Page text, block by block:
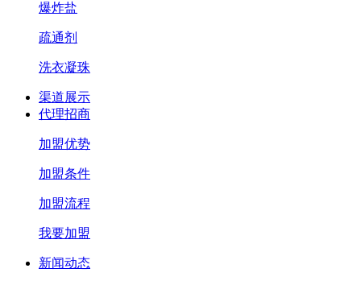
爆炸盐
疏通剂
洗衣凝珠
渠道展示
代理招商
加盟优势
加盟条件
加盟流程
我要加盟
新闻动态